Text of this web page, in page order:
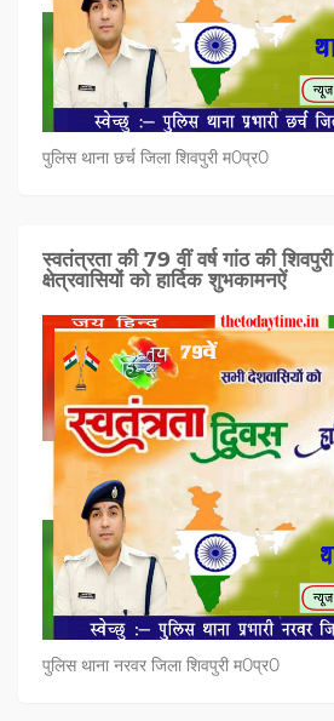
पुलिस थाना छर्च जिला शिवपुरी म0प्र0
स्वतंत्रता की 79 वीं वर्ष गांठ की
क्षेत्रवासियों को हार्दिक शुभकामनऐं
पुलिस थाना नरवर जिला शिवपुरी म0प्र0